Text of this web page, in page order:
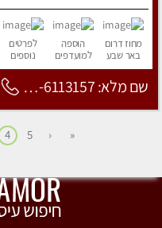
מחוז דרום
באר שבע
הוספה
למועדפים
לפרטים
נוספים
שם מלא: 053-6113157
«
‹
5
4